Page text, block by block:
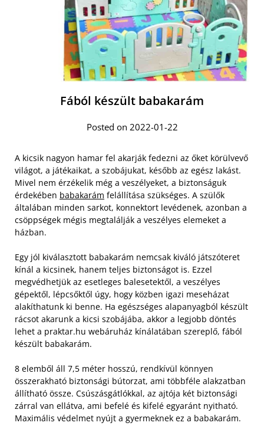
Fából készült babakarám
Posted on 2022-01-22
A kicsik nagyon hamar fel akarják fedezni az őket körülvevő
világot, a játékaikat, a szobájukat, később az egész lakást.
Mivel nem érzékelik még a veszélyeket, a biztonságuk
érdekében babakarám felállítása szükséges. A szülők
általában minden sarkot, konnektort levédenek, azonban a
csöppségek mégis megtalálják a veszélyes elemeket a
házban.
Egy jól kiválasztott babakarám nemcsak kiváló játszóteret
kínál a kicsinek, hanem teljes biztonságot is. Ezzel
megvédhetjük az esetleges balesetektől, a veszélyes
gépektől, lépcsőktől úgy, hogy közben igazi meseházat
alakíthatunk ki benne. Ha egészséges alapanyagból készült
rácsot akarunk a kicsi szobájába, akkor a legjobb döntés
lehet a praktar.hu webáruház kínálatában szereplő, fából
készült babakarám.
8 elemből áll 7,5 méter hosszú, rendkívül könnyen
összerakható biztonsági bútorzat, ami többféle alakzatban
állítható össze. Csúszásgátlókkal, az ajtója két biztonsági
zárral van ellátva, ami befelé és kifelé egyaránt nyitható.
Maximális védelmet nyújt a gyermeknek ez a babakarám.